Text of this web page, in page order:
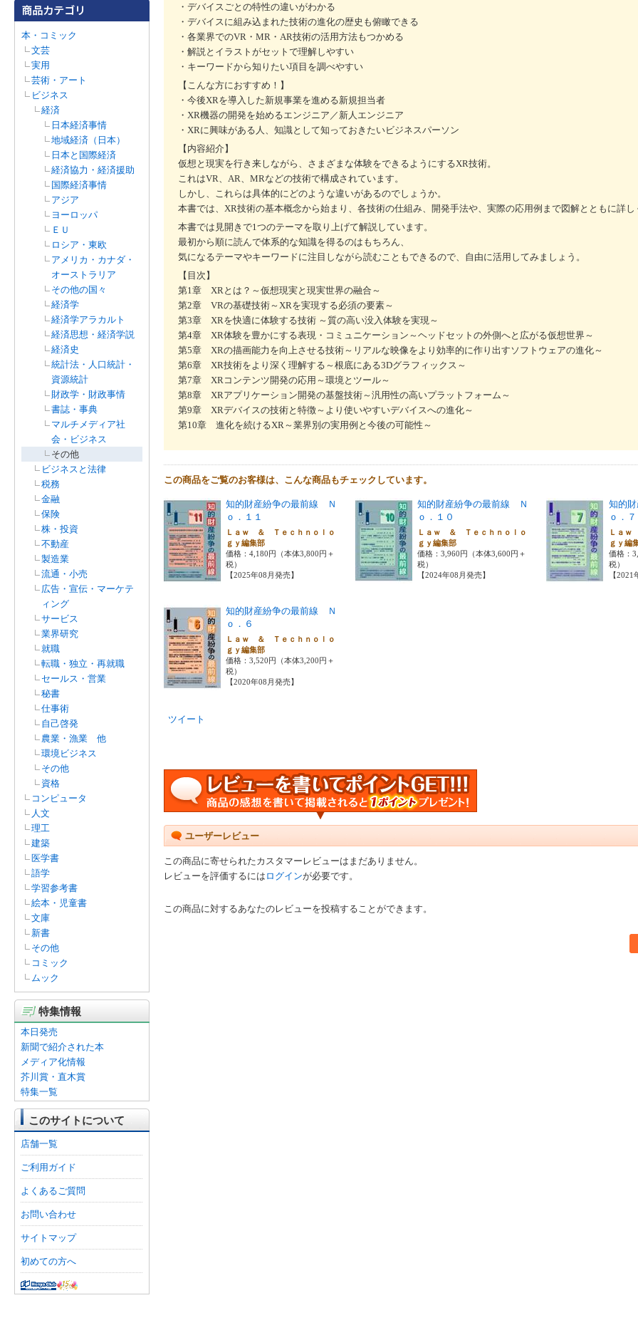
本・コミック
文芸
実用
芸術・アート
ビジネス
経済
日本経済事情
地域経済（日本）
日本と国際経済
経済協力・経済援助
国際経済事情
アジア
ヨーロッパ
ＥＵ
ロシア・東欧
アメリカ・カナダ・
オーストラリア
その他の国々
経済学
経済学アラカルト
経済思想・経済学説
経済史
統計法・人口統計・
資源統計
財政学・財政事情
書誌・事典
マルチメディア社
会・ビジネス
その他
ビジネスと法律
税務
金融
保険
株・投資
不動産
製造業
流通・小売
広告・宣伝・マーケテ
ィング
サービス
業界研究
就職
転職・独立・再就職
セールス・営業
秘書
仕事術
自己啓発
農業・漁業 他
環境ビジネス
その他
資格
コンピュータ
人文
理工
建築
医学書
語学
学習参考書
絵本・児童書
文庫
新書
その他
コミック
ムック
特集情報
本日発売
新聞で紹介された本
メディア化情報
芥川賞・直木賞
特集一覧
このサイトについて
店舗一覧
ご利用ガイド
よくあるご質問
お問い合わせ
サイトマップ
初めての方へ
・デバイスごとの特性の違いがわかる
・デバイスに組み込まれた技術の進化の歴史も俯瞰できる
・各業界でのVR・MR・AR技術の活用方法もつかめる
・解説とイラストがセットで理解しやすい
・キーワードから知りたい項目を調べやすい
【こんな方におすすめ！】
・今後XRを導入した新規事業を進める新規担当者
・XR機器の開発を始めるエンジニア／新人エンジニア
・XRに興味がある人、知識として知っておきたいビジネスパーソン
【内容紹介】
仮想と現実を行き来しながら、さまざまな体験をできるようにするXR技術。
これはVR、AR、MRなどの技術で構成されています。
しかし、これらは具体的にどのような違いがあるのでしょうか。
本書では、XR技術の基本概念から始まり、各技術の仕組み、開発手法や、実際の応用例まで図解とともに詳し
本書では見開きで1つのテーマを取り上げて解説しています。
最初から順に読んで体系的な知識を得るのはもちろん、
気になるテーマやキーワードに注目しながら読むこともできるので、自由に活用してみましょう。
【目次】
第1章 XRとは？～仮想現実と現実世界の融合～
第2章 VRの基礎技術～XRを実現する必須の要素～
第3章 XRを快適に体験する技術 ～質の高い没入体験を実現～
第4章 XR体験を豊かにする表現・コミュニケーション～ヘッドセットの外側へと広がる仮想世界～
第5章 XRの描画能力を向上させる技術～リアルな映像をより効率的に作り出すソフトウェアの進化～
第6章 XR技術をより深く理解する～根底にある3Dグラフィックス～
第7章 XRコンテンツ開発の応用～環境とツール～
第8章 XRアプリケーション開発の基盤技術～汎用性の高いプラットフォーム～
第9章 XRデバイスの技術と特徴～より使いやすいデバイスへの進化～
第10章 進化を続けるXR～業界別の実用例と今後の可能性～
この商品をご覧のお客様は、こんな商品もチェックしています。
知的財産紛争の最前線 Ｎ
ｏ．１１
Ｌａｗ ＆ Ｔｅｃｈｎｏｌｏ
ｇｙ編集部
価格：4,180円（本体3,800円＋
税）
【2025年08月発売】
知的財産紛争の最前線 Ｎ
ｏ．１０
Ｌａｗ ＆ Ｔｅｃｈｎｏｌｏ
ｇｙ編集部
価格：3,960円（本体3,600円＋
税）
【2024年08月発売】
知的
ｏ．７
Ｌａｗ
ｇｙ編
価格：
税）
【2021
知的財産紛争の最前線 Ｎ
ｏ．６
Ｌａｗ ＆ Ｔｅｃｈｎｏｌｏ
ｇｙ編集部
価格：3,520円（本体3,200円＋
税）
【2020年08月発売】
ツイート
ユーザーレビュー
この商品に寄せられたカスタマーレビューはまだありません。
レビューを評価するには ログインが必要です。
この商品に対するあなたのレビューを投稿することができます。